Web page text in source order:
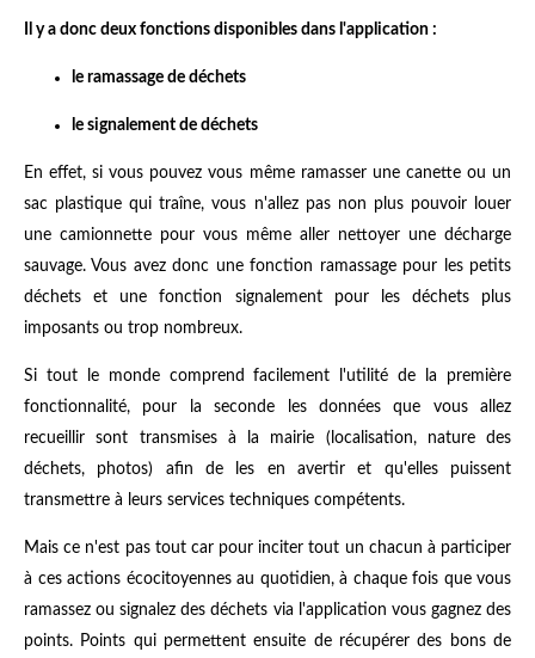
Il y a donc deux fonctions disponibles dans l'application :
le ramassage de déchets
le signalement de déchets
En effet, si vous pouvez vous même ramasser une canette ou un
sac plastique qui traîne, vous n'allez pas non plus pouvoir louer
une camionnette pour vous même aller nettoyer une décharge
sauvage. Vous avez donc une fonction ramassage pour les petits
déchets et une fonction signalement pour les déchets plus
imposants ou trop nombreux.
Si tout le monde comprend facilement l'utilité de la première
fonctionnalité, pour la seconde les données que vous allez
recueillir sont transmises à la mairie (localisation, nature des
déchets, photos) afin de les en avertir et qu'elles puissent
transmettre à leurs services techniques compétents.
Mais ce n'est pas tout car pour inciter tout un chacun à participer
à ces actions écocitoyennes au quotidien, à chaque fois que vous
ramassez ou signalez des déchets via l'application vous gagnez des
points. Points qui permettent ensuite de récupérer des bons de